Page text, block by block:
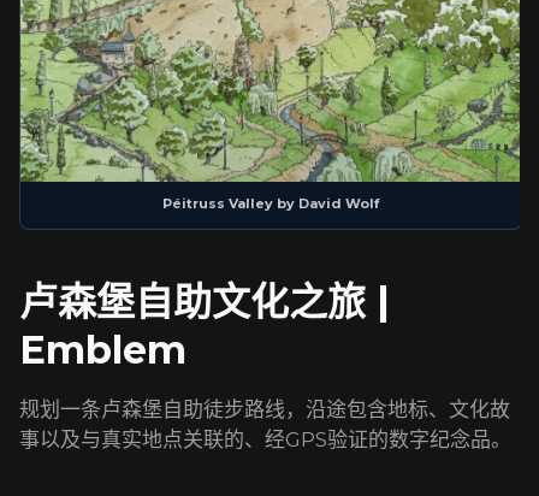
Péitruss Valley by David Wolf
卢森堡自助文化之旅 |
Emblem
规划一条卢森堡自助徒步路线，沿途包含地标、文化故
事以及与真实地点关联的、经GPS验证的数字纪念品。